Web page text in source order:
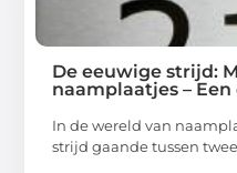
De eeuwige strijd:
naamplaatjes –
In de wereld van
strijd gaande tussen